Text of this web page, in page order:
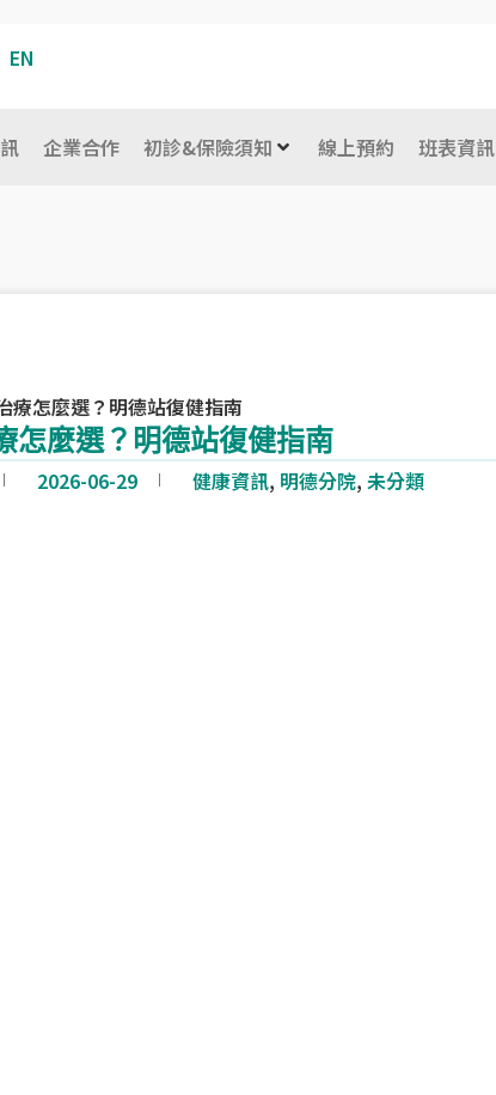
EN
企業合作 初診&保險須知 線上預約 班表資訊
療怎麼選？明德站復健指南
怎麼選？明德站復健指南
2026-06-29 健康資訊, 明德分院, 未分類